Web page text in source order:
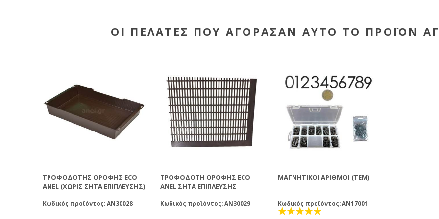
ΟΙ ΠΕΛΆΤΕΣ ΠΟΥ ΑΓΌΡΑΣΑΝ ΑΥΤΌ ΤΟ ΠΡΟΪΌΝ
ΤΡΟΦΟΔΌΤΗΣ ΟΡΟΦΉΣ ECO
ANEL (ΧΩΡΊΣ ΣΉΤΑ ΕΠΊΠΛΕΥΣΗΣ)
Κωδικός προϊόντος: AN30028
ΤΡΟΦΟΔΌΤΗ ΟΡΟΦΉΣ ECO
ANEL ΣΉΤΑ ΕΠΊΠΛΕΥΣΗΣ
Κωδικός προϊόντος: AN30029
ΜΑΓΝΗΤΙΚΟΊ ΑΡΙΘΜΟΊ (ΤΕΜ)
Κωδικός προϊόντος: AN17001